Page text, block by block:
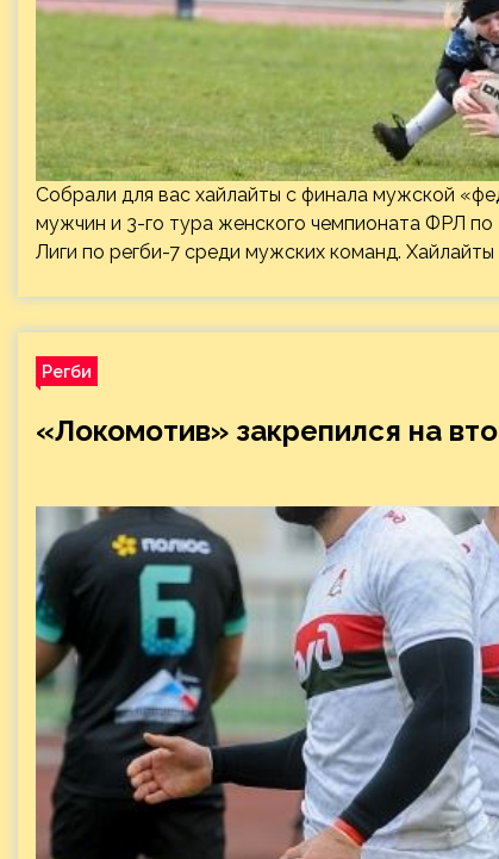
Собрали для вас хайлайты с финала мужской
мужчин и 3-го тура женского чемпионата ФРЛ
Лиги по регби-7 среди мужских команд. Хайлайты
Регби
«Локомотив» закрепился на